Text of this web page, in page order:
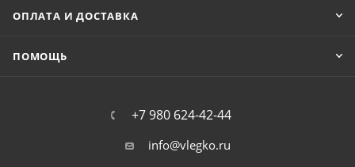
ОПЛАТА И ДОСТАВКА
ПОМОЩЬ
+7 980 624-42-44
info@vlegko.ru